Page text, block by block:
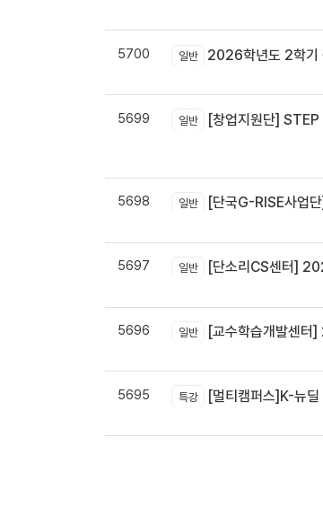
5700 일반 2026학년도 2학기
5699 일반 [창업지원단]
5698 일반 [단국G-RISE사업
5697 일반 [단소리CS센터] 2026
5696 일반 [교수학습개발센
5695 특강 [멀티캠퍼스]K-뉴